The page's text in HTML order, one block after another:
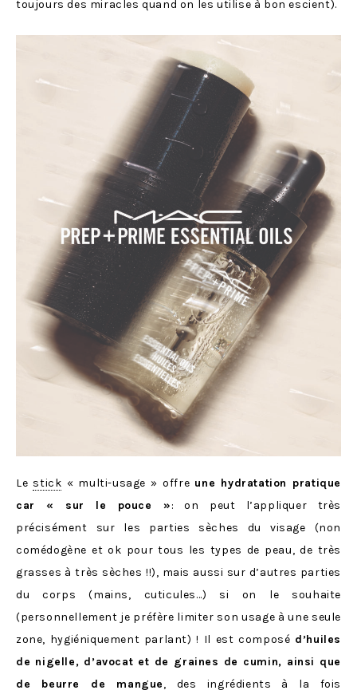
toujours des miracles quand on les utilise à bon escient).
Le stick « multi-usage » offre une hydratation pratique
car « sur le pouce »: on peut l’appliquer très
précisément sur les parties sèches du visage (non
comédogène et ok pour tous les types de peau, de très
grasses à très sèches !!), mais aussi sur d’autres parties
du corps (mains, cuticules…) si on le souhaite
(personnellement je préfère limiter son usage à une seule
zone, hygiéniquement parlant) ! Il est composé d’huiles
de nigelle, d’avocat et de graines de cumin, ainsi que
de beurre de mangue, des ingrédients à la fois